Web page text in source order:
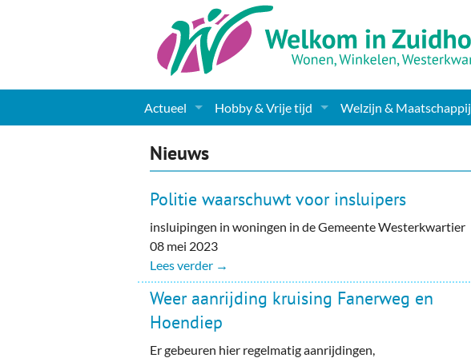
Actueel
Nieuws
Woningaanbod
Columns & Redactioneel
Foto-pagina
Hobby & Vrije tijd
Muziek
Toerisme & Musea
Podia & Dorpshuizen
Welzijn & Maatschappij
Levensbeschouwelijk
Nieuws
Politie waarschuwt voor insluipers
insluipingen in woningen in de Gemeente Westerkwartier
08 mei 2023
Lees verder →
Weer aanrijding kruising Fanerweg en
Hoendiep
Er gebeuren hier regelmatig aanrijdingen,